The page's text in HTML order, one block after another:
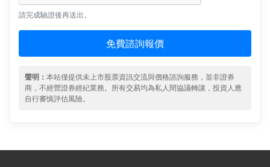
請完成驗證後再送出。
免費諮詢報價
聲明： 本站僅提供未上市股票資訊交流與價格諮詢服務，並非證券
商，不經營證券經紀業務。所有交易均為私人間協議轉讓，投資人應
自行審慎評估風險。